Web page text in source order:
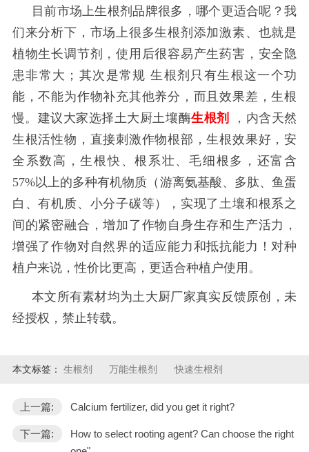
目前市场上生根剂 品牌很多，哪个更适合呢？我
们来分析下，市场上很多生根剂 添加激素、也就是
植物生长调节剂，使用后很容易产生药害，安全隐
患非常大；其次是常规 生根剂 只有生根这一个功
能，不能为作物补充其他养分，而且效果差，生根
慢。建议大家选择土大厨土壤酶生根剂
，内含天然
生根活性物，直接刺激作物根部，生根效果好，安
全系数高，生根快、根系壮、毛细根多，还富含
57%以上的多种有机物质（游离氨基酸、多肽、鱼蛋
白、有机质、小分子碳等），实现了土壤和根系之
间的紧密融合，增加了作物自身生存和生产活力，
增强了作物对自然界的适应能力和抵抗能力！对种
植户来说，性价比更高，更适合种植户使用。
本文所有素材均为土大厨厂家真实反馈原创，未
经授权，禁止转载。
本文标签： 生根剂 万能生根剂 快速生根剂
上一篇: Calcium fertilizer, did you get it right?
下一篇:
How to select rooting agent? Can choose the right